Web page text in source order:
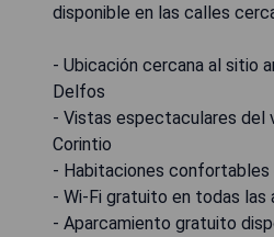
disponible en las calles
- Ubicación cercana al sitio
Delfos
- Vistas espectaculares del
Corintio
- Habitaciones confortables
- Wi-Fi gratuito en todas las
- Aparcamiento gratuito